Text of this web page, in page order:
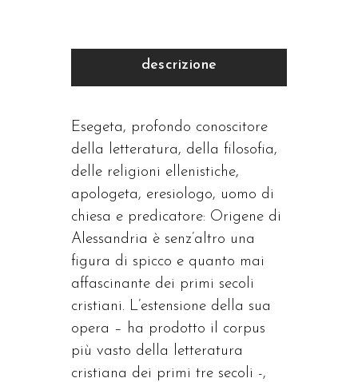
descrizione
Esegeta, profondo conoscitore
della letteratura, della filosofia,
delle religioni ellenistiche,
apologeta, eresiologo, uomo di
chiesa e predicatore: Origene di
Alessandria è senz’altro una
figura di spicco e quanto mai
affascinante dei primi secoli
cristiani. L’estensione della sua
opera – ha prodotto il corpus
più vasto della letteratura
cristiana dei primi tre secoli -,